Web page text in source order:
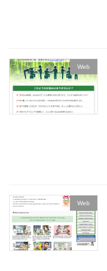
Web
Web